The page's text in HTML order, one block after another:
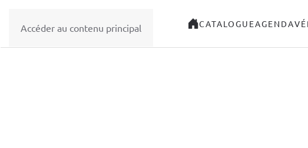
Accéder au contenu principal CATALOGUEAGENDA